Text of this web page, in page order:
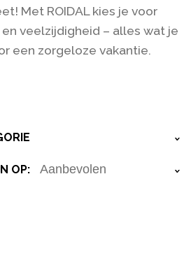
Met ROIDAL kies je voor
veelzijdigheid – alles wat je
een zorgeloze vakantie.
›
OP: ›